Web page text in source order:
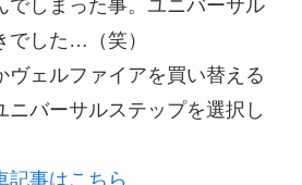
でしまった事。ユニバーサル
でした…（笑）
ヴェルファイアを買い替える
ニバーサルステップを選択し
記事はこちら